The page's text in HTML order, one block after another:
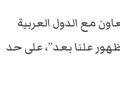
مع الدول العربية
علنا بعد”، على حد